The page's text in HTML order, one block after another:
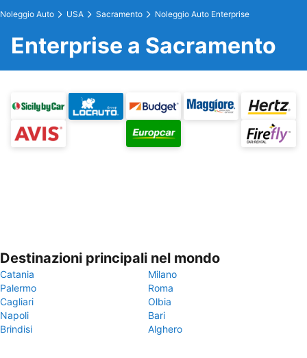
Noleggio Auto USA Sacramento Noleggio Auto Enterprise
Enterprise a Sacramento
Destinazioni principali nel mondo
Catania
Milano
Palermo
Roma
Cagliari
Olbia
Napoli
Bari
Brindisi
Alghero